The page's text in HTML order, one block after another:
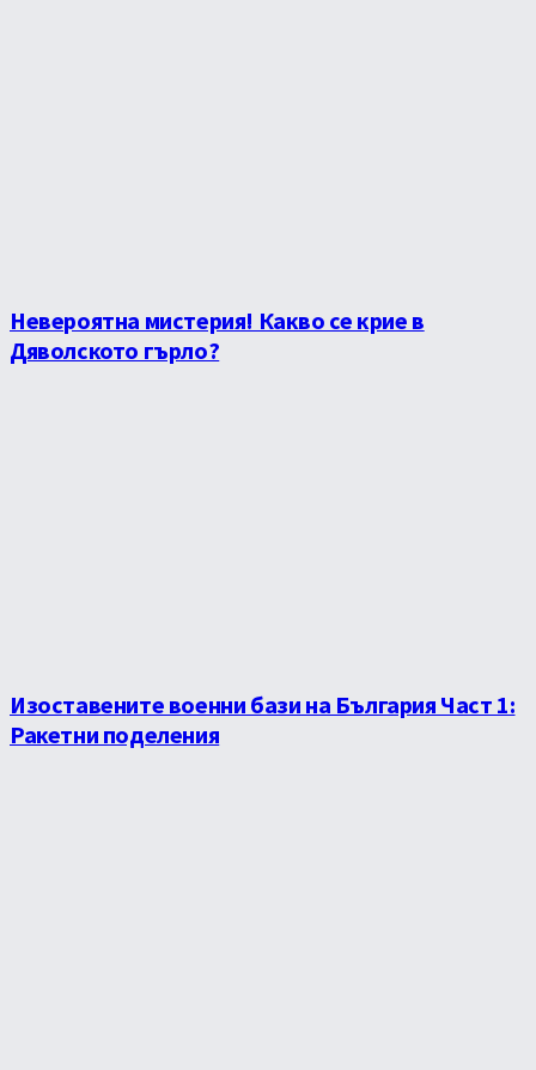
Невероятна мистерия! Какво се крие в
Дяволското гърло?
Изоставените военни бази на България Част 1:
Ракетни поделения